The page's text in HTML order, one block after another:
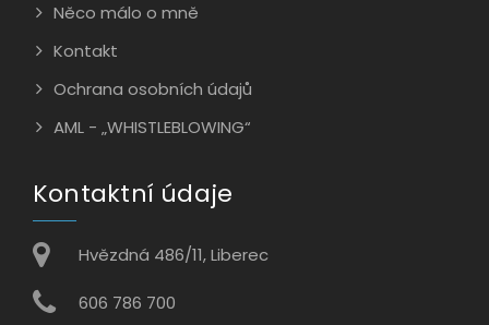
Něco málo o mně
Kontakt
Ochrana osobních údajů
AML - „WHISTLEBLOWING“
Kontaktní údaje
Hvězdná 486/11, Liberec
606 786 700